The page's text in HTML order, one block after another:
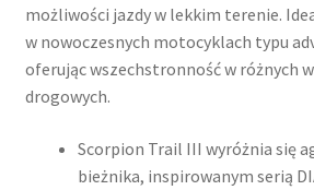
możliwości jazdy w lekkim terenie.
w nowoczesnych motocyklach typu
oferując wszechstronność w różnych
drogowych.
Scorpion Trail III wyróżnia się
bieżnika, inspirowanym serią